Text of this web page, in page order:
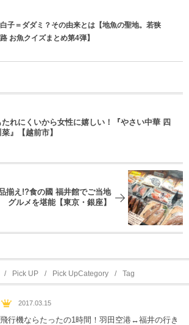
白子＝ダダミ？その由来とは【地魚の聖地。若狭
路 お魚クイズまとめ第4弾】
たれにくいから女性に嬉しい！『やさい中華 四
菜』【越前市】
揃え!?食の國 福井館でご当地
グルメを堪能【東京・銀座】
Pick UP Pick UpCategory Tag
2017.03.15
飛行機ならたったの1時間！羽田空港↔︎福井の行き